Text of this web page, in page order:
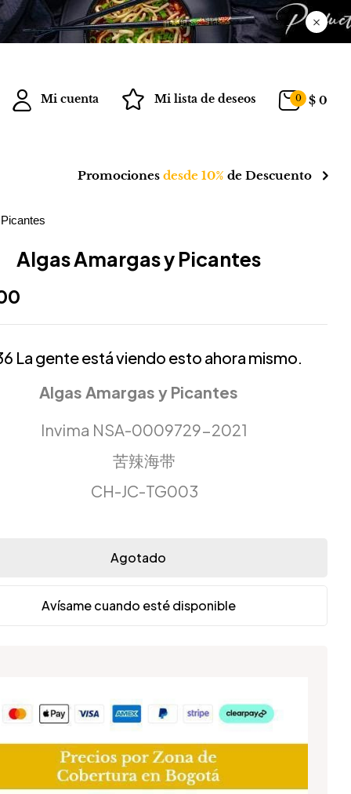
Mi cuenta Mi lista de deseos 0 $ 0
Promociones desde 10% de Descuento
Algas Amargas y Picantes
La gente está viendo esto ahora mismo.
Algas Amargas y Picantes
Invima NSA-0009729-2021
苦辣海带
CH-JC-TG003
Agotado
Avísame cuando esté disponible